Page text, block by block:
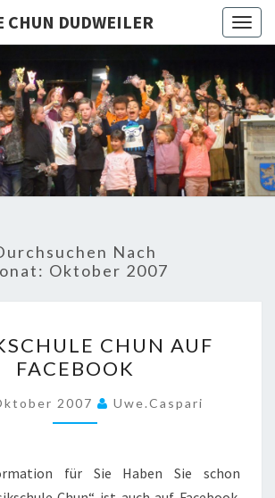
CHUN DUDWEILER
Nach
Oktober 2007
CHUN
AUF
FACEBOOK
CHUN AUF
FACEBOOK
2007 Uwe.caspari
für Sie Haben Sie schon